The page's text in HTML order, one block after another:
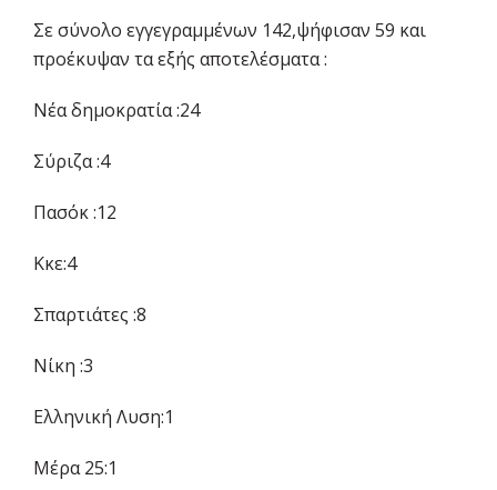
Σε σύνολο εγγεγραμμένων 142,ψήφισαν 59 και
προέκυψαν τα εξής αποτελέσματα :
Νέα δημοκρατία :24
Σύριζα :4
Πασόκ :12
Κκε:4
Σπαρτιάτες :8
Νίκη :3
Ελληνική Λυση:1
Μέρα 25:1